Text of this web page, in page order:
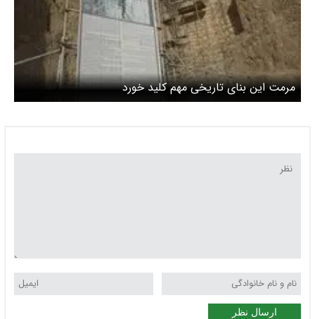
مرمت این بنای تاریخی مهم کلید خورد
ارسال نظر